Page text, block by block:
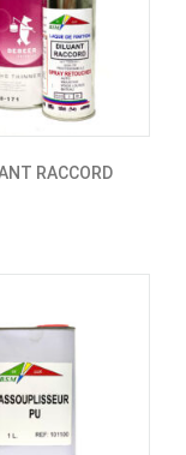
RACCORD